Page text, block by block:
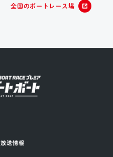
全国のボートレース場
放送情報